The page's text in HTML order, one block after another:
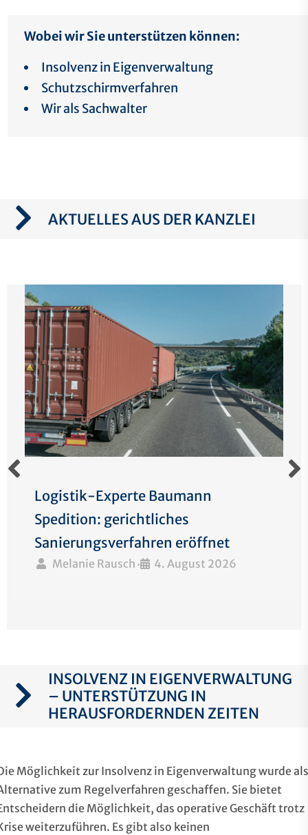
Wobei wir Sie unterstützen können:
Insolvenz in Eigenverwaltung
Schutzschirmverfahren
Wir als Sachwalter
AKTUELLES AUS DER KANZLEI
Logistik-Experte Baumann
Spedition: gerichtliches
Sanierungsverfahren eröffnet
Melanie Rausch • 4. August 2026
INSOLVENZ IN EIGENVERWALTUNG
– UNTERSTÜTZUNG IN
HERAUSFORDERNDEN ZEITEN
Möglichkeit zur Insolvenz in Eigenverwaltung wurde als
zum Regelverfahren geschaffen. Sie bietet
die Möglichkeit, das operative Geschäft trotz
weiterzuführen. Es gibt also keinen